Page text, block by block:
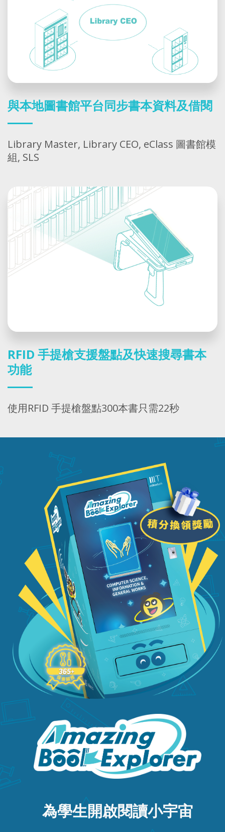
與本地圖書館平台同步書本資料及借閱
Library Master, Library CEO, eClass 圖書館模
組, SLS
RFID 手提槍支援盤點及快速搜尋書本
功能
使用RFID 手提槍盤點300本書只需22秒
為學生開啟閱讀小宇宙